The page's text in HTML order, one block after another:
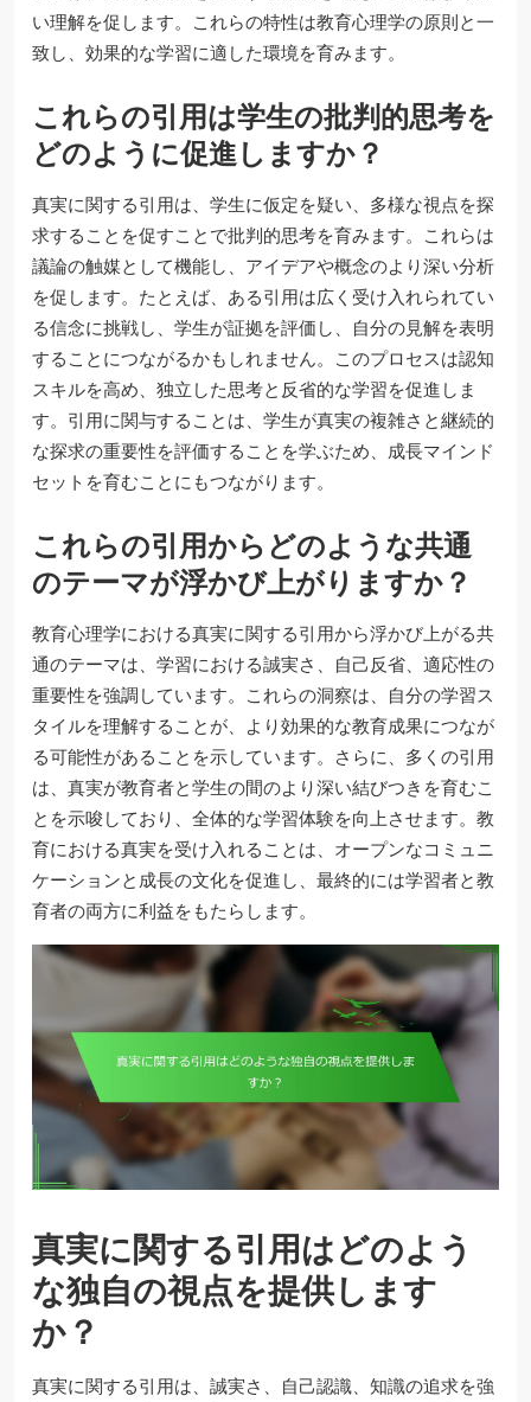
い理解を促します。これらの特性は教育心理学の原則と一
致し、効果的な学習に適した環境を育みます。
これらの引用は学生の批判的思考を
どのように促進しますか？
真実に関する引用は、学生に仮定を疑い、多様な視点を探
求することを促すことで批判的思考を育みます。これらは
議論の触媒として機能し、アイデアや概念のより深い分析
を促します。たとえば、ある引用は広く受け入れられてい
る信念に挑戦し、学生が証拠を評価し、自分の見解を表明
することにつながるかもしれません。このプロセスは認知
スキルを高め、独立した思考と反省的な学習を促進しま
す。引用に関与することは、学生が真実の複雑さと継続的
な探求の重要性を評価することを学ぶため、成長マインド
セットを育むことにもつながります。
これらの引用からどのような共通
のテーマが浮かび上がりますか？
教育心理学における真実に関する引用から浮かび上がる共
通のテーマは、学習における誠実さ、自己反省、適応性の
重要性を強調しています。これらの洞察は、自分の学習ス
タイルを理解することが、より効果的な教育成果につなが
る可能性があることを示しています。さらに、多くの引用
は、真実が教育者と学生の間のより深い結びつきを育むこ
とを示唆しており、全体的な学習体験を向上させます。教
育における真実を受け入れることは、オープンなコミュニ
ケーションと成長の文化を促進し、最終的には学習者と教
育者の両方に利益をもたらします。
真実に関する引用はどのよう
な独自の視点を提供します
か？
真実に関する引用は、誠実さ、自己認識、知識の追求を強